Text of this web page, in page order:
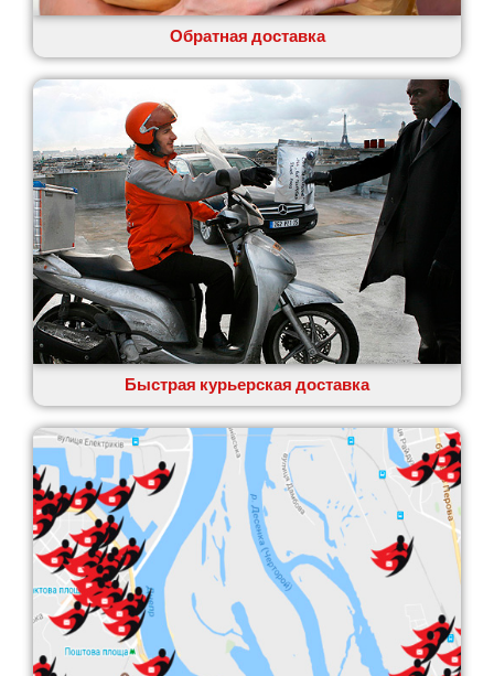
Обратная доставка
Быстрая курьерская доставка